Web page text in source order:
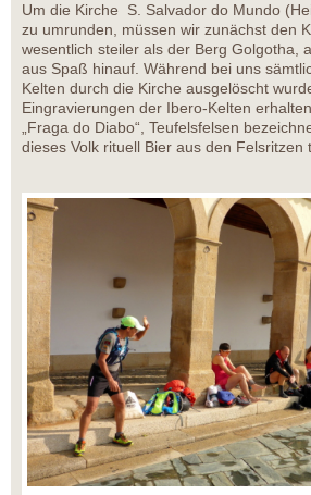
Um die Kirche S. Salvador do Mundo
zu umrunden, müssen wir zunächst den
wesentlich steiler als der Berg Golgotha,
aus Spaß hinauf. Während bei uns
Kelten durch die Kirche ausgelöscht
Eingravierungen der Ibero-Kelten
„Fraga do Diabo“, Teufelsfelsen
dieses Volk rituell Bier aus den Felsritzen